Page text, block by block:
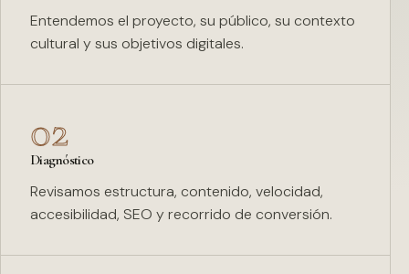
Entendemos el proyecto, su público, su contexto
cultural y sus objetivos digitales.
02
Diagnóstico
Revisamos estructura, contenido, velocidad,
accesibilidad, SEO y recorrido de conversión.